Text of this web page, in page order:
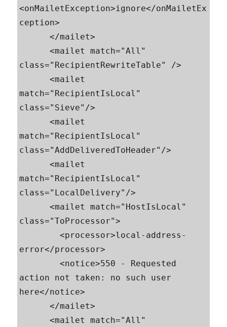
<onMailetException>ignore</onMailetEx
ception>
      </mailet>
      <mailet match="All"
class="RecipientRewriteTable" />
      <mailet
match="RecipientIsLocal"
class="Sieve"/>
      <mailet
match="RecipientIsLocal"
class="AddDeliveredToHeader"/>
      <mailet
match="RecipientIsLocal"
class="LocalDelivery"/>
      <mailet match="HostIsLocal"
class="ToProcessor">
        <processor>local-address-
error</processor>
        <notice>550 - Requested
action not taken: no such user
here</notice>
      </mailet>
      <mailet match="All"